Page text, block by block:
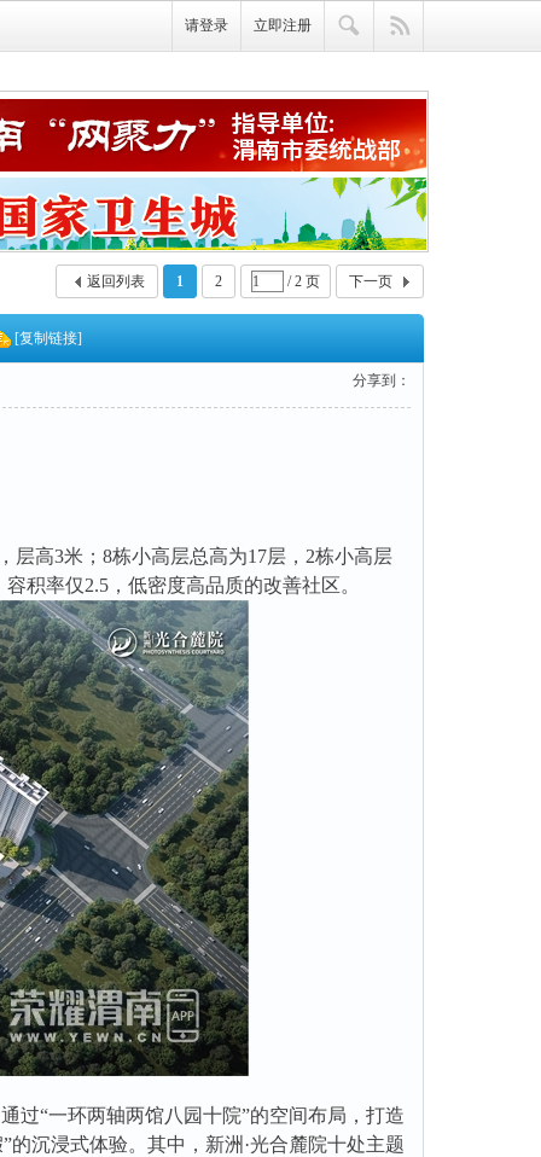
请登录 立即注册
1 2 / 2 页 下一页
返回列表
[复制链接]
分享到：
层高3米；8栋小高层总高为17层，2栋小高层
积率仅2.5，低密度高品质的改善社区。
过“一环两轴两馆八园十院”的空间布局，打造
沉浸式体验。其中，新洲·光合麓院十处主题